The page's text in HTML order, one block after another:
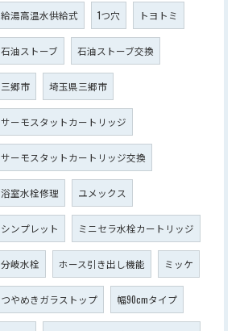
給湯高温水供給式 1つ穴 トヨトミ
石油ストーブ 石油ストーブ交換
三郷市 埼玉県三郷市
サーモスタットカートリッジ
サーモスタットカートリッジ交換
浴室水栓修理 ユメックス
シンプレット ミニセラ水栓カートリッジ
分岐水栓 ホース引き出し機能 ミッケ
つやめきガラストップ 幅90cmタイプ